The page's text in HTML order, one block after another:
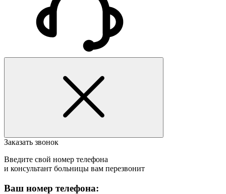
Заказать звонок
Введите свой номер телефона
и консультант больницы вам перезвонит
Ваш номер телефона: